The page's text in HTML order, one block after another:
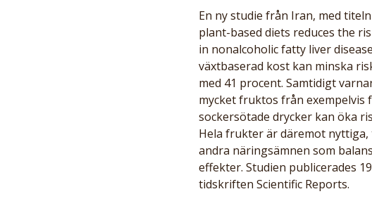
En ny studie från Iran, med
plant-based diets reduces the
in nonalcoholic fatty liver
växtbaserad kost kan minska
med 41 procent. Samtidigt
mycket fruktos från exempelvis
sockersötade drycker kan öka
Hela frukter är däremot nyttiga,
andra näringsämnen som
effekter. Studien publicerades
tidskriften Scientific Reports.